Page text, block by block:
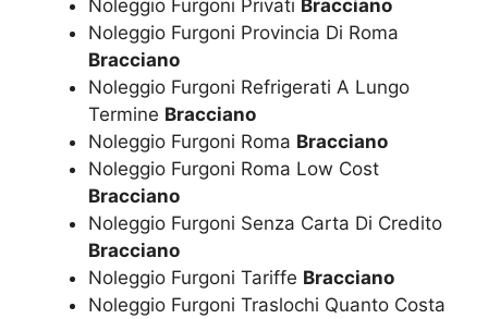
Noleggio Furgoni Privati Bracciano
Noleggio Furgoni Provincia Di Roma
Bracciano
Noleggio Furgoni Refrigerati A Lungo
Termine Bracciano
Noleggio Furgoni Roma Bracciano
Noleggio Furgoni Roma Low Cost
Bracciano
Noleggio Furgoni Senza Carta Di Credito
Bracciano
Noleggio Furgoni Tariffe Bracciano
Noleggio Furgoni Traslochi Quanto Costa